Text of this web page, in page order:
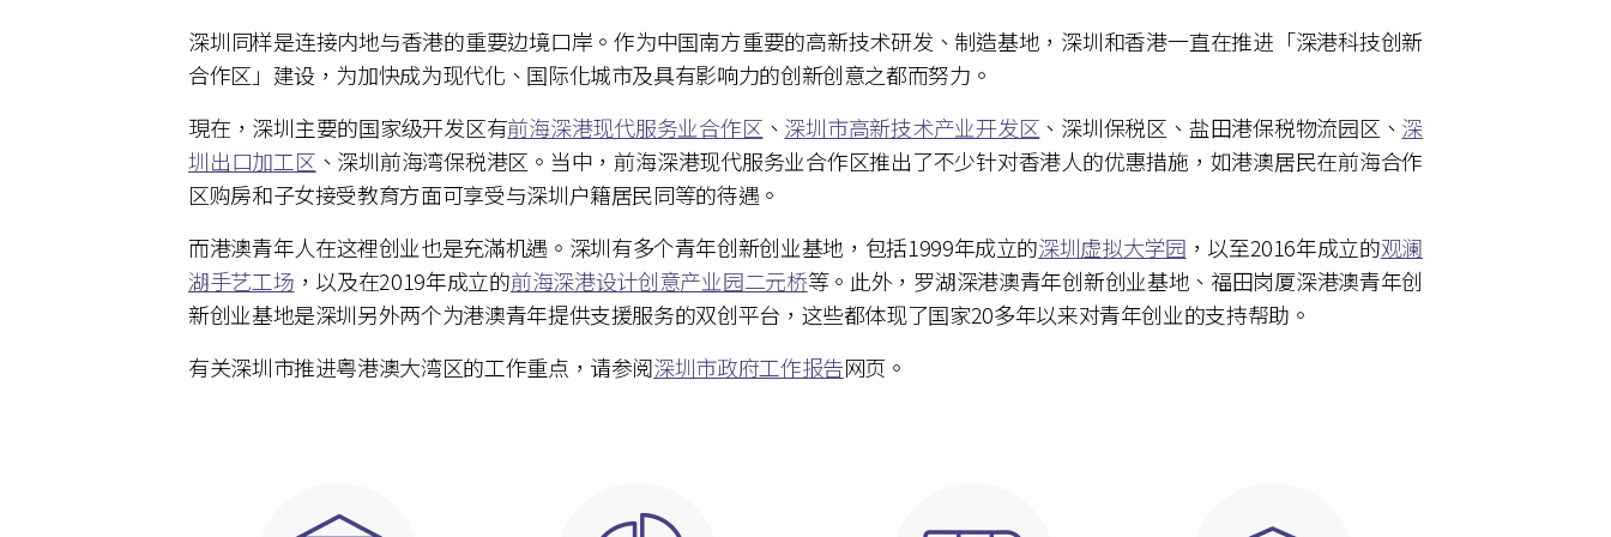
深圳同样是连接内地与香港的重要边境口岸。作为中国南方重要的高新技术研发、制造基地，深圳和香港一直在推进「深港科技创新
合作区」建设，为加快成为现代化、国际化城市及具有影响力的创新创意之都而努力。
現在，深圳主要的国家级开发区有前海深港现代服务业合作区 、 深圳市高新技术产业开发区 、深圳保税区、盐田港保税物流园区、 深
圳出口加工区 、深圳前海湾保税港区。当中，前海深港现代服务业合作区推出了不少针对香港人的优惠措施，如港澳居民在前海合作
区购房和子女接受教育方面可享受与深圳户籍居民同等的待遇。
而港澳青年人在这裡创业也是充滿机遇。深圳有多个青年创新创业基地，包括1999年成立的深圳虚拟大学园 ，以至2016年成立的观澜
湖手艺工场 ，以及在2019年成立的前海深港设计创意产业园二元桥等。此外，罗湖深港澳青年创新创业基地、福田岗厦深港澳青年创
新创业基地是深圳另外两个为港澳青年提供支援服务的双创平台，这些都体现了国家20多年以来对青年创业的支持帮助。
有关深圳市推进粤港澳大湾区的工作重点，请参阅深圳市政府工作报告网页。